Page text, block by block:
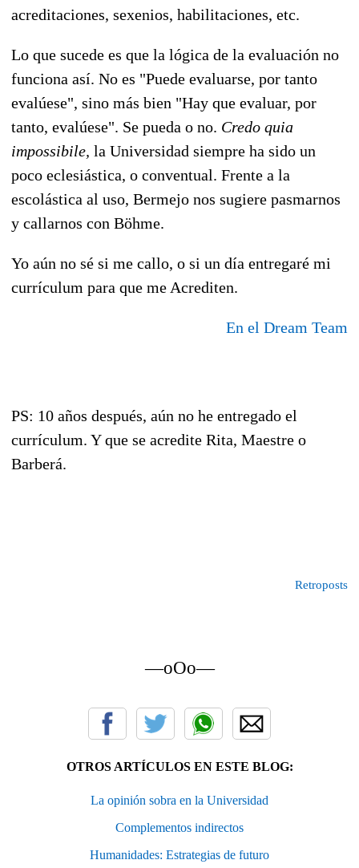
acreditaciones, sexenios, habilitaciones, etc.
Lo que sucede es que la lógica de la evaluación no
funciona así. No es "Puede evaluarse, por tanto
evalúese", sino más bien "Hay que evaluar, por
tanto, evalúese". Se pueda o no. Credo quia
impossibile, la Universidad siempre ha sido un
poco eclesiástica, o conventual. Frente a la
escolástica al uso, Bermejo nos sugiere pasmarnos
y callarnos con Böhme.
Yo aún no sé si me callo, o si un día entregaré mi
currículum para que me Acrediten.
En el Dream Team
PS: 10 años después, aún no he entregado el
currículum. Y que se acredite Rita, Maestre o
Barberá.
Retroposts
—oOo—
OTROS ARTÍCULOS EN ESTE BLOG:
La opinión sobra en la Universidad
Complementos indirectos
Humanidades: Estrategias de futuro